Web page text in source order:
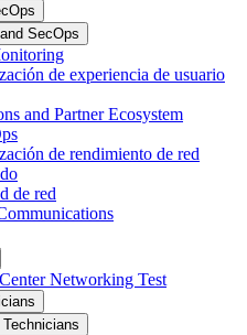
SecOps
de experiencia de usuario
and Partner Ecosystem
de rendimiento de red
de red
Networking Test
Technicians